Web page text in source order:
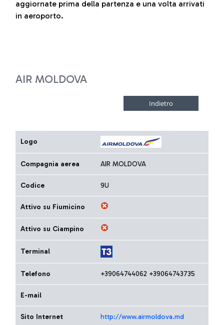
aggiornate prima della partenza e una volta arrivati
in aeroporto.
AIR MOLDOVA
Logo
Compagnia aerea AIR MOLDOVA
Codice 9U
Attivo su Fiumicino
Attivo su Ciampino
Terminal
Telefono +39064744062 +39064743735
E-mail
Sito Internet http://www.airmoldova.md